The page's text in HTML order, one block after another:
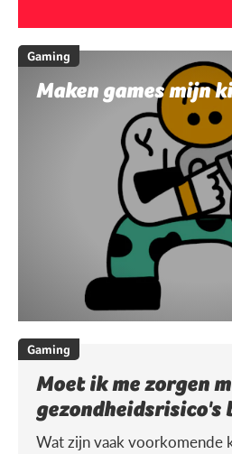
Gaming
Maken games mijn
Gaming
Moet ik me zorgen
gezondheidsrisico's
Wat zijn vaak voorkomende